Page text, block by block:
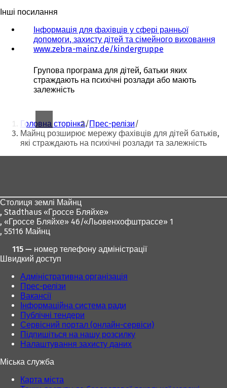
Інші посилання
Інформація для фахівців у сфері ранньої
допомоги, захисту дітей та сімейного виховання
www.zebra-mainz.de/kindergruppe
і
д
є
т
ь
і
Групова програма для дітей, батьки яких
страждають на психічні розлади або мають
залежність
Ти
тут:
Головна сторінка Прес-релізи
Майнц розширює мережу фахівців для дітей батьків,
які страждають на психічні розлади та залежність
Столиця землі Майнц
, Stadthaus «Гроссе Бляйхе»
, «Гроссе Бляйхе» 46/«Льовенхофштрассе» 1
, 55116 Майнц
115 — номер телефону адміністрації
Швидкий доступ
Адміністративна організація
Прес-релізи
Вакансії
Інформаційна система ради
Публічні тендери
Сервісний портал (онлайн-сервіси)
Підпишіться на нашу розсилку
Налаштування захисту даних
Міська служба
Карта міста